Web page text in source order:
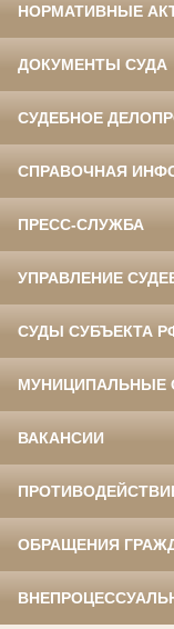
НОРМАТИВНЫЕ
ДОКУМЕНТЫ СУДА
СУДЕБНОЕ
СПРАВОЧНАЯ
ПРЕСС-СЛУЖБА
УПРАВЛЕНИЕ
СУДЫ СУБЪЕКТА
МУНИЦИПАЛЬНЫЕ
ВАКАНСИИ
ОБРАЩЕНИЯ